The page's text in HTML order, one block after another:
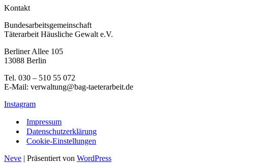
Kontakt
Bundesarbeitsgemeinschaft
Täterarbeit Häusliche Gewalt e.V.
Berliner Allee 105
13088 Berlin
Tel. 030 – 510 55 072
E-Mail: verwaltung@bag-taeterarbeit.de
Instagram
Impressum
Datenschutzerklärung
Cookie-Einstellungen
Neve | Präsentiert von WordPress